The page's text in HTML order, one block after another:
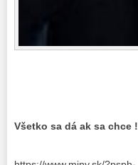
Všetko sa dá ak sa chce !